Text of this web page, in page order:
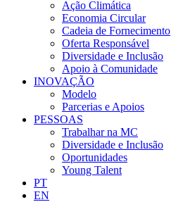
Ação Climática
Economia Circular
Cadeia de Fornecimento
Oferta Responsável
Diversidade e Inclusão
Apoio à Comunidade
INOVAÇÃO
Modelo
Parcerias e Apoios
PESSOAS
Trabalhar na MC
Diversidade e Inclusão
Oportunidades
Young Talent
PT
EN